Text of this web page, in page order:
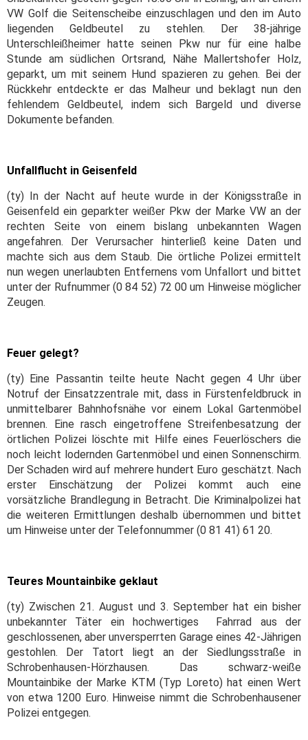
VW Golf die Seitenscheibe einzuschlagen und den im Auto
liegenden Geldbeutel zu stehlen. Der 38-jährige
Unterschleißheimer hatte seinen Pkw nur für eine halbe
Stunde am südlichen Ortsrand, Nähe Mallertshofer Holz,
geparkt, um mit seinem Hund spazieren zu gehen. Bei der
Rückkehr entdeckte er das Malheur und beklagt nun den
fehlendem Geldbeutel, indem sich Bargeld und diverse
Dokumente befanden.
Unfallflucht in Geisenfeld
(ty) In der Nacht auf heute wurde in der Königsstraße in
Geisenfeld ein geparkter weißer Pkw der Marke VW an der
rechten Seite von einem bislang unbekannten Wagen
angefahren. Der Verursacher hinterließ keine Daten und
machte sich aus dem Staub. Die örtliche Polizei ermittelt
nun wegen unerlaubten Entfernens vom Unfallort und bittet
unter der Rufnummer (0 84 52) 72 00 um Hinweise möglicher
Zeugen.
Feuer gelegt?
(ty) Eine Passantin teilte heute Nacht gegen 4 Uhr über
Notruf der Einsatzzentrale mit, dass in Fürstenfeldbruck in
unmittelbarer Bahnhofsnähe vor einem Lokal Gartenmöbel
brennen. Eine rasch eingetroffene Streifenbesatzung der
örtlichen Polizei löschte mit Hilfe eines Feuerlöschers die
noch leicht lodernden Gartenmöbel und einen Sonnenschirm.
Der Schaden wird auf mehrere hundert Euro geschätzt. Nach
erster Einschätzung der Polizei kommt auch eine
vorsätzliche Brandlegung in Betracht. Die Kriminalpolizei hat
die weiteren Ermittlungen deshalb übernommen und bittet
um Hinweise unter der Telefonnummer (0 81 41) 61 20.
Teures Mountainbike geklaut
(ty) Zwischen 21. August und 3. September hat ein bisher
unbekannter Täter ein hochwertiges Fahrrad aus der
geschlossenen, aber unversperrten Garage eines 42-Jährigen
gestohlen. Der Tatort liegt an der Siedlungsstraße in
Schrobenhausen-Hörzhausen. Das schwarz-weiße
Mountainbike der Marke KTM (Typ Loreto) hat einen Wert
von etwa 1200 Euro. Hinweise nimmt die Schrobenhausener
Polizei entgegen.